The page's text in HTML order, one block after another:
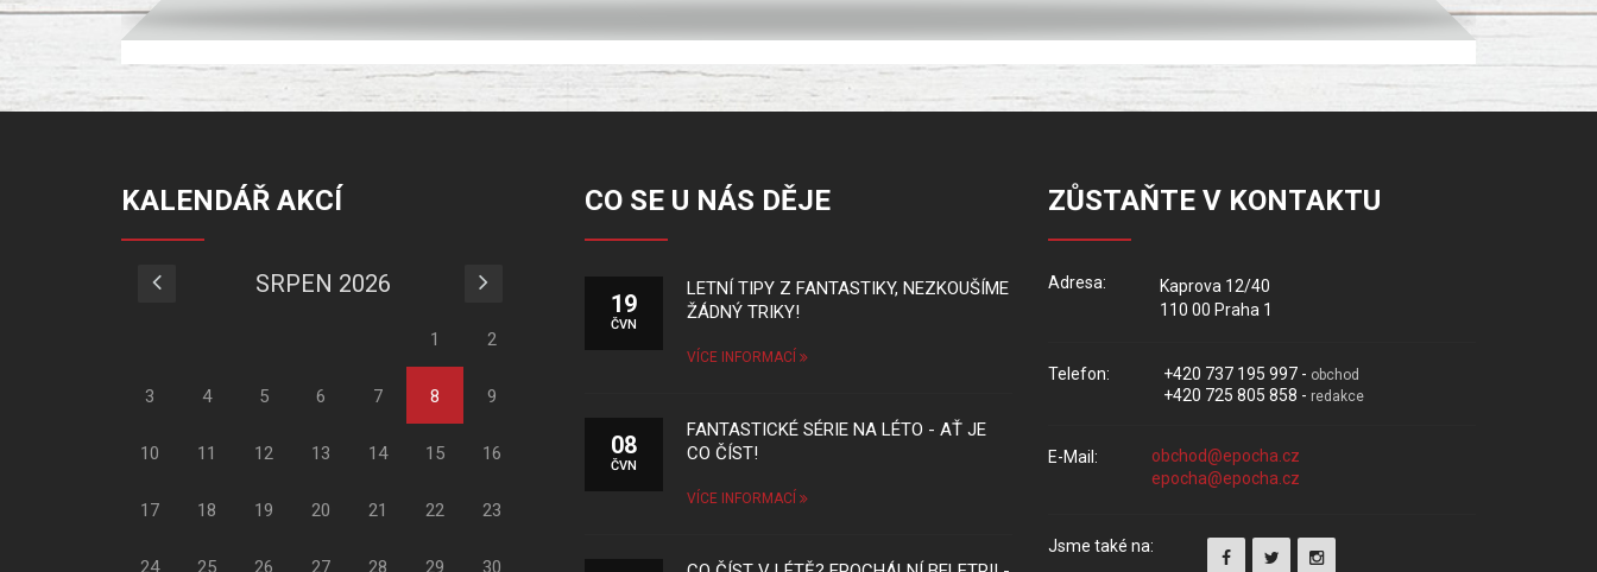
KALENDÁŘ AKCÍ
SRPEN 2026
1 2
3 4 5 6 7 8 9
10 11 12 13 14 15 16
17 18 19 20 21 22 23
24 25 26 27 28 29 30
CO SE U NÁS DĚJE
19
ČVN
LETNÍ TIPY Z FANTASTIKY, NEZKOUŠÍME
ŽÁDNÝ TRIKY!
VÍCE INFORMACÍ
08
ČVN
FANTASTICKÉ SÉRIE NA LÉTO - AŤ JE
CO ČÍST!
VÍCE INFORMACÍ
ZŮSTAŇTE V KONTAKTU
Adresa:
Kaprova 12/40
110 00 Praha 1
Telefon: +420 737 195 997 - obchod
+420 725 805 858 - redakce
E-Mail:
Jsme také na: